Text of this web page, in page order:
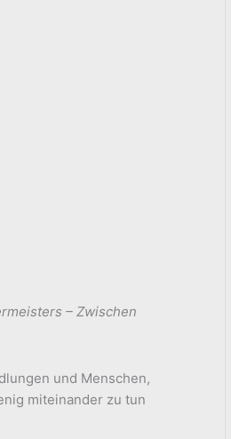
– Zwischen
und Menschen,
miteinander zu tun